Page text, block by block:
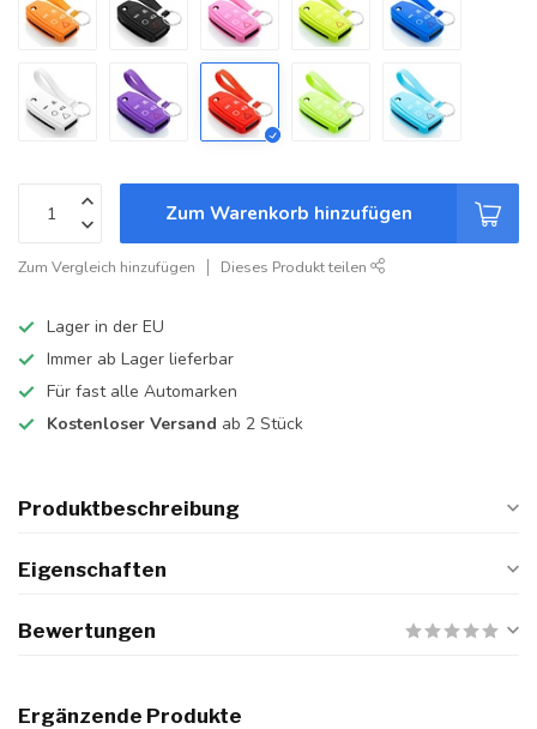
Zum Warenkorb hinzufügen
Zum Vergleich hinzufügen Dieses Produkt teilen
Lager in der EU
Immer ab Lager lieferbar
Für fast alle Automarken
Kostenloser Versand ab 2 Stück
Produktbeschreibung
Eigenschaften
Bewertungen
Ergänzende Produkte